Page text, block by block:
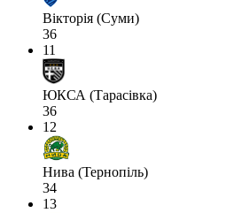
Вікторія (Суми)
36
11
ЮКСА (Тарасівка)
36
12
Нива (Тернопіль)
34
13